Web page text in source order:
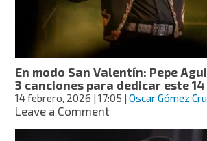
Christian
Nodal
en
Zacatecas
En modo San Valentín: Pepe
3 canciones para dedicar este
14 febrero, 2026 | 17:05 |Oscar Gómez
Leave a Commenton